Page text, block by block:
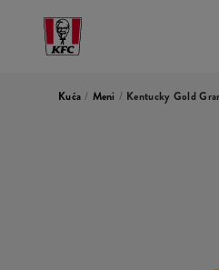
Kuća / Meni / Kentucky Gold